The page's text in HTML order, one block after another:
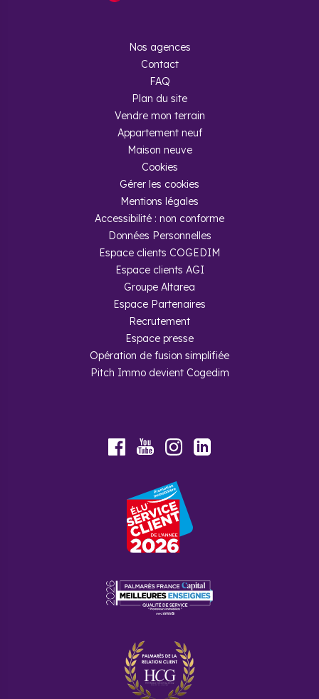
Nos agences
Contact
FAQ
Plan du site
Vendre mon terrain
Appartement neuf
Maison neuve
Cookies
Gérer les cookies
Mentions légales
Accessibilité : non conforme
Données Personnelles
Espace clients COGEDIM
Espace clients AGI
Groupe Altarea
Espace Partenaires
Recrutement
Espace presse
Opération de fusion simplifiée
Pitch Immo devient Cogedim
FacebookYoutubeInstagram